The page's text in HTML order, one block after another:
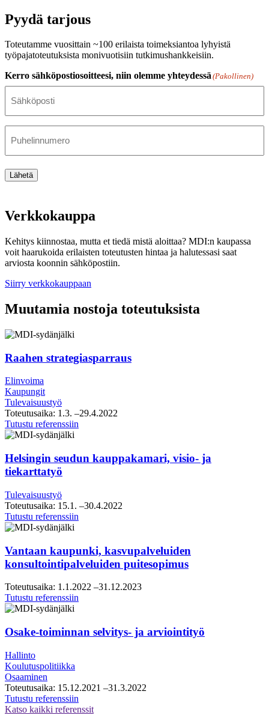
Pyydä tarjous
Toteutamme vuosittain ~100 erilaista toimeksiantoa lyhyistä
työpajatoteutuksista monivuotisiin tutkimushankkeisiin.
Kerro sähköpostiosoitteesi, niin olemme yhteydessä(Pakollinen)
Lähetä
Verkkokauppa
Kehitys kiinnostaa, mutta et tiedä mistä aloittaa? MDI:n kaupassa
voit haarukoida erilaisten toteutusten hintaa ja halutessasi saat
arviosta koonnin sähköpostiin.
Siirry verkkokauppaan
Muutamia nostoja toteutuksista
Raahen strategiasparraus
Elinvoima
Kaupungit
Tulevaisuustyö
Toteutusaika: 1.3. –29.4.2022
Tutustu referenssiin
Helsingin seudun kauppakamari, visio- ja
tiekarttatyö
Tulevaisuustyö
Toteutusaika: 15.1. –30.4.2022
Tutustu referenssiin
visio-
ja
tiekarttatyö
Vantaan kaupunki, kasvupalveluiden
konsultointipalveluiden puitesopimus
Toteutusaika: 1.1.2022 –31.12.2023
Tutustu referenssiin
konsultointipalveluiden
puitesopimus
Osake-toiminnan selvitys- ja arviointityö
Hallinto
Koulutuspolitiikka
Osaaminen
Toteutusaika: 15.12.2021 –31.3.2022
Tutustu referenssiin
toiminnan
Katso kaikki referenssit